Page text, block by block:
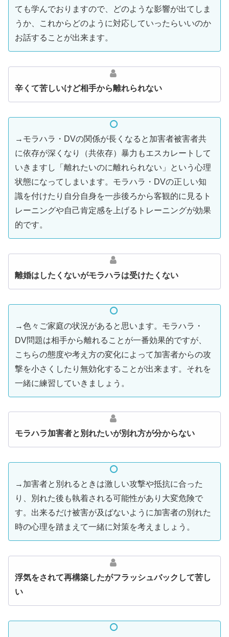
ても学んでおりますので、どのような影響が出てしま
うか、これからどのように対応していったらいいのか
お話することが出来ます。
辛くて苦しいけど相手から離れられない
→モラハラ・DVの関係が長くなると加害者被害者共
に依存が深くなり（共依存）暴力もエスカレートして
いきますし「離れたいのに離れられない」という心理
状態になってしまいます。モラハラ・DVの正しい知
識を付けたり自分自身を一歩後ろから客観的に見るト
レーニングや自己肯定感を上げるトレーニングが効果
的です。
離婚はしたくないがモラハラは受けたくない
→色々ご家庭の状況があると思います。モラハラ・
DV問題は相手から離れることが一番効果的ですが、
こちらの態度や考え方の変化によって加害者からの攻
撃を小さくしたり無効化することが出来ます。それを
一緒に練習していきましょう。
モラハラ加害者と別れたいが別れ方が分からない
→加害者と別れるときは激しい攻撃や抵抗に合った
り、別れた後も執着される可能性があり大変危険で
す。出来るだけ被害が及ばないように加害者の別れた
時の心理を踏まえて一緒に対策を考えましょう。
浮気をされて再構築したがフラッシュバックして苦し
い